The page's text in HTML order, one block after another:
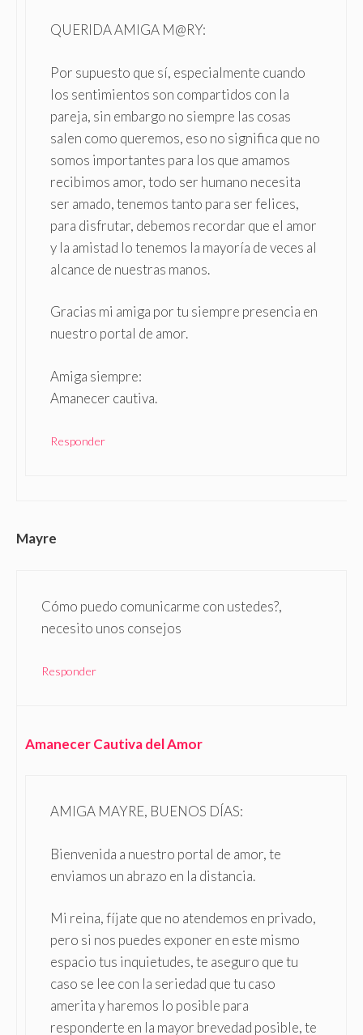
QUERIDA AMIGA M@RY:
Por supuesto que sí, especialmente cuando
los sentimientos son compartidos con la
pareja, sin embargo no siempre las cosas
salen como queremos, eso no significa que no
somos importantes para los que amamos
recibimos amor, todo ser humano necesita
ser amado, tenemos tanto para ser felices,
para disfrutar, debemos recordar que el amor
y la amistad lo tenemos la mayoría de veces al
alcance de nuestras manos.
Gracias mi amiga por tu siempre presencia en
nuestro portal de amor.
Amiga siempre:
Amanecer cautiva.
Responder
Mayre
Cómo puedo comunicarme con ustedes?,
necesito unos consejos
Responder
Amanecer Cautiva del Amor
AMIGA MAYRE, BUENOS DÍAS:
Bienvenida a nuestro portal de amor, te
enviamos un abrazo en la distancia.
Mi reina, fíjate que no atendemos en privado,
pero si nos puedes exponer en este mismo
espacio tus inquietudes, te aseguro que tu
caso se lee con la seriedad que tu caso
amerita y haremos lo posible para
responderte en la mayor brevedad posible, te